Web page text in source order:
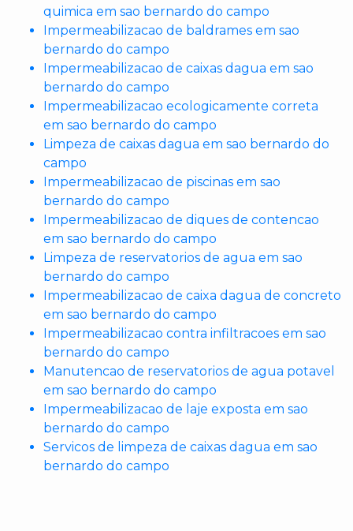
quimica em sao bernardo do campo
Impermeabilizacao de baldrames em sao
bernardo do campo
Impermeabilizacao de caixas dagua em sao
bernardo do campo
Impermeabilizacao ecologicamente correta
em sao bernardo do campo
Limpeza de caixas dagua em sao bernardo do
campo
Impermeabilizacao de piscinas em sao
bernardo do campo
Impermeabilizacao de diques de contencao
em sao bernardo do campo
Limpeza de reservatorios de agua em sao
bernardo do campo
Impermeabilizacao de caixa dagua de concreto
em sao bernardo do campo
Impermeabilizacao contra infiltracoes em sao
bernardo do campo
Manutencao de reservatorios de agua potavel
em sao bernardo do campo
Impermeabilizacao de laje exposta em sao
bernardo do campo
Servicos de limpeza de caixas dagua em sao
bernardo do campo